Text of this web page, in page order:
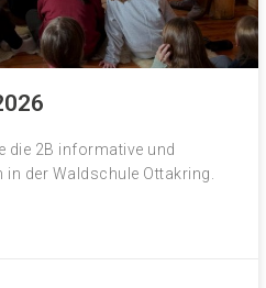
die 2B informative und
der Waldschule Ottakring.